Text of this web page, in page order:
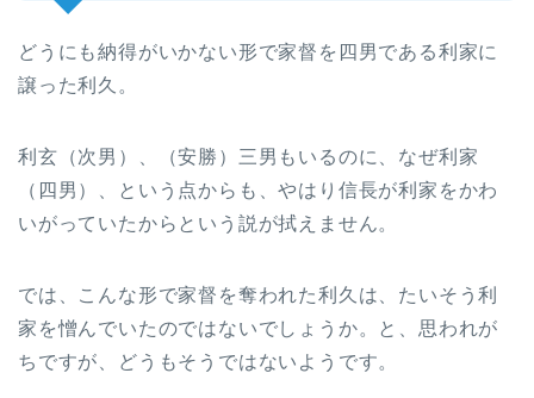
どうにも納得がいかない形で家督を四男である利家に
譲った利久。
利玄（次男）、（安勝）三男もいるのに、なぜ利家
（四男）、という点からも、やはり信長が利家をかわ
いがっていたからという説が拭えません。
では、こんな形で家督を奪われた利久は、たいそう利
家を憎んでいたのではないでしょうか。と、思われが
ちですが、どうもそうではないようです。